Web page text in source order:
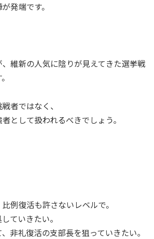
発端です。
維新の人気に陰りが見えてきた選挙戦
者ではなく、
として扱われるべきでしょう。
例復活も許さないレベルで。
ていきたい。
非礼復活の支部長を狙っていきたい。